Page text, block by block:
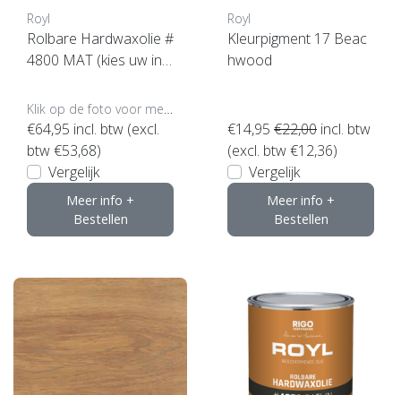
Royl
Rolbare Hardwaxolie #
4800 MAT (kies uw inh
€64,95 incl. btw (excl.
btw €53,68)
Vergelijk
Meer info +
Bestellen
Royl
Kleurpigment 17 Beac
hwood
€14,95 €22,00 incl. btw
(excl. btw €12,36)
Vergelijk
Meer info +
Bestellen